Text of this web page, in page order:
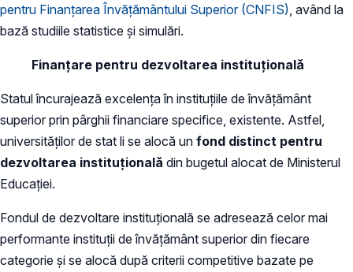
pentru Finanţarea Învăţământului Superior (CNFIS) , având la
bază studiile statistice și simulări.
Finanțare pentru dezvoltarea instituţională
Statul încurajează excelenţa în instituţiile de învăţământ
superior prin pârghii financiare specifice, existente. Astfel,
universităţilor de stat li se alocă un fond distinct pentru
dezvoltarea instituţională din bugetul alocat de Ministerul
Educaţiei.
Fondul de dezvoltare instituţională se adresează celor mai
performante instituţii de învăţământ superior din fiecare
categorie şi se alocă după criterii competitive bazate pe